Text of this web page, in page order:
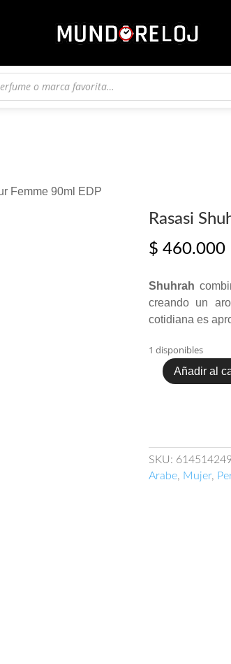
Femme 90ml EDP
Rasasi
$ 460.000
Shuhrah
creando un
cotidiana es
1 disponibles
Rasasi
EDP
cantidad
Añadir al
SKU:
Arabe, Mujer,